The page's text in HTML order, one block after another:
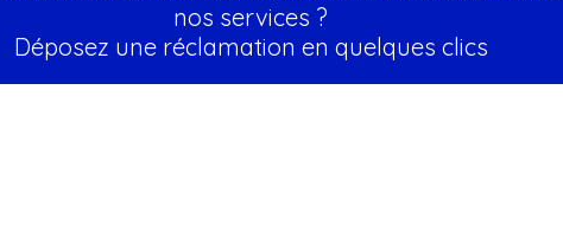
nos services ?
Déposez une réclamation en quelques clics